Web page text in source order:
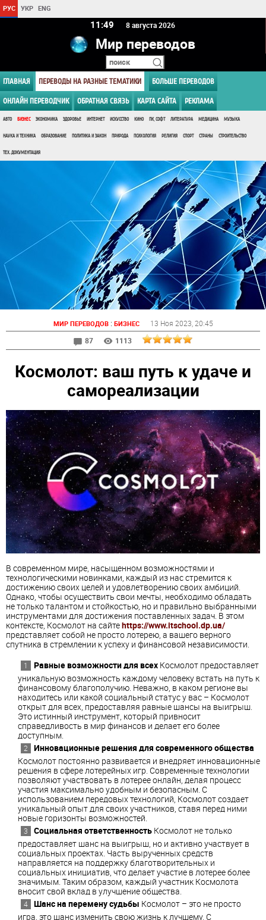
РУС УКР ENG
11 49 8 августа 2026
Мир переводов
ГЛАВНАЯ ПЕРЕВОДЫ НА РАЗНЫЕ ТЕМАТИКИ БОЛЬШЕ ПЕРЕВОДОВ
ОНЛАЙН ПЕРЕВОДЧИК ОБРАТНАЯ СВЯЗЬ КАРТА САЙТА РЕКЛАМА
АВТО БИЗНЕС ЭКОНОМИКА ЗДОРОВЬЕ ИНТЕРНЕТ ИСКУССТВО КИНО ПК, СОФТ ЛИТЕРАТУРА МЕДИЦИНА МУЗЫКА
НАУКА И ТЕХНИКА ОБРАЗОВАНИЕ ПОЛИТИКА И ЗАКОН ПРИРОДА ПСИХОЛОГИЯ РЕЛИГИЯ СПОРТ СТРАНЫ СТРОИТЕЛЬСТВО
ТЕХ. ДОКУМЕНТАЦИЯ
МИР ПЕРЕВОДОВ: БИЗНЕС 13 Ноя 2023 , 20:45
87
1113
Космолот: ваш путь к удаче и
самореализации
В современном мире, насыщенном возможностями и
технологическими новинками, каждый из нас стремится к
достижению своих целей и удовлетворению своих амбиций.
Однако, чтобы осуществить свои мечты, необходимо обладать
не только талантом и стойкостью, но и правильно выбранными
инструментами для достижения поставленных задач. В этом
контексте, Космолот на сайтеhttps://www.itschool.dp.ua/
представляет собой не просто лотерею, а вашего верного
спутника в стремлении к успеху и финансовой независимости.
Равные возможности для всех Космолот предоставляет
уникальную возможность каждому человеку встать на путь к
финансовому благополучию. Неважно, в каком регионе вы
находитесь или какой социальный статус у вас – Космолот
открыт для всех, предоставляя равные шансы на выигрыш.
Это истинный инструмент, который привносит
справедливость в мир финансов и делает его более
доступным.
Инновационные решения для современного общества
Космолот постоянно развивается и внедряет инновационные
решения в сфере лотерейных игр. Современные технологии
позволяют участвовать в лотерее онлайн, делая процесс
участия максимально удобным и безопасным. С
использованием передовых технологий, Космолот создает
уникальный опыт для своих участников, ставя перед ними
новые горизонты возможностей.
Социальная ответственность Космолот не только
предоставляет шанс на выигрыш, но и активно участвует в
социальных проектах. Часть вырученных средств
направляется на поддержку благотворительных и
социальных инициатив, что делает участие в лотерее более
значимым. Таким образом, каждый участник Космолота
вносит свой вклад в улучшение общества.
Шанс на перемену судьбы Космолот – это не просто
игра, это шанс изменить свою жизнь к лучшему. С